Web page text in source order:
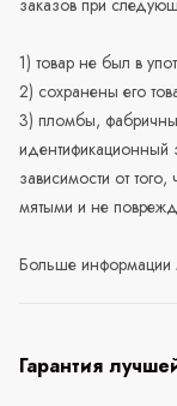
1) товар не был в
2) сохранены его
3) пломбы,
идентификационный
зависимости от
мятыми и не
Больше информации
Гарантия